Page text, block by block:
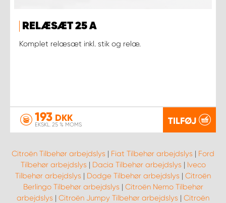
RELÆSÆT 25 A
Komplet relæsæt inkl. stik og relæ.
193 DKK
EKSKL. 25 % MOMS TILFØJ
Citroën Tilbehør arbejdslys | Fiat Tilbehør arbejdslys | Ford
Tilbehør arbejdslys | Dacia Tilbehør arbejdslys | Iveco
Tilbehør arbejdslys | Dodge Tilbehør arbejdslys | Citroën
Berlingo Tilbehør arbejdslys | Citroën Nemo Tilbehør
arbejdslys | Citroën Jumpy Tilbehør arbejdslys | Citroën